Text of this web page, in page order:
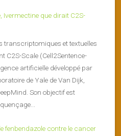
Ivermectine que dirait C2S-
transcriptomiques et textuelles
C2S-Scale (Cell2Sentence-
artificielle développé par
de Yale de Van Dijk,
Son objectif est